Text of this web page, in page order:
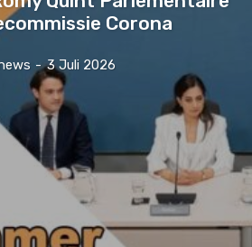
Corona
- 3 Juli 2026